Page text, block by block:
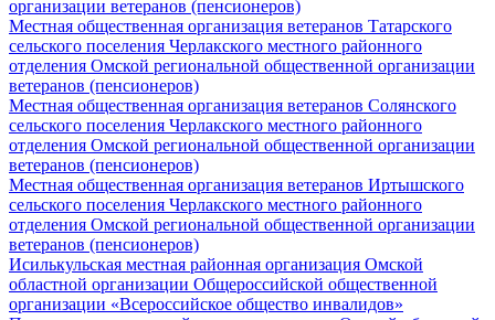
организации ветеранов (пенсионеров)
Местная общественная организация ветеранов Татарского
сельского поселения Черлакского местного районного
отделения Омской региональной общественной организации
ветеранов (пенсионеров)
Местная общественная организация ветеранов Солянского
сельского поселения Черлакского местного районного
отделения Омской региональной общественной организации
ветеранов (пенсионеров)
Местная общественная организация ветеранов Иртышского
сельского поселения Черлакского местного районного
отделения Омской региональной общественной организации
ветеранов (пенсионеров)
Исилькульская местная районная организация Омской
областной организации Общероссийской общественной
организации «Всероссийское общество инвалидов»